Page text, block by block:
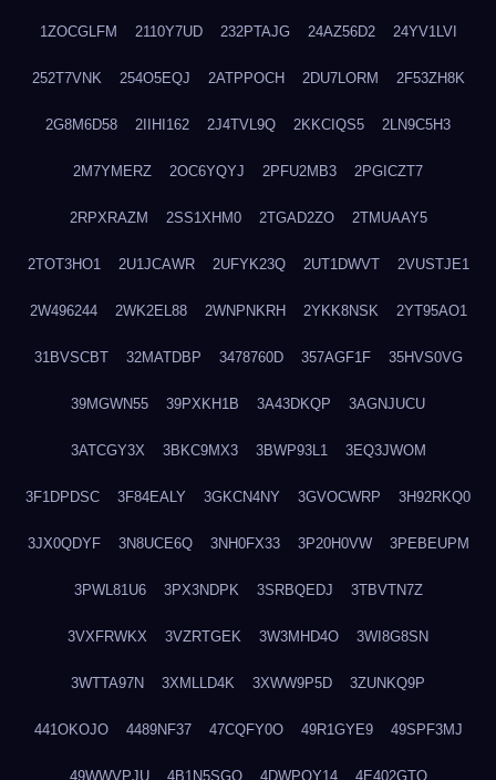
1ZOCGLFM 2110Y7UD 232PTAJG 24AZ56D2 24YV1LVI
252T7VNK 254O5EQJ 2ATPPOCH 2DU7LORM 2F53ZH8K
2G8M6D58 2IIHI162 2J4TVL9Q 2KKCIQS5 2LN9C5H3
2M7YMERZ 2OC6YQYJ 2PFU2MB3 2PGICZT7
2RPXRAZM 2SS1XHM0 2TGAD2ZO 2TMUAAY5
2TOT3HO1 2U1JCAWR 2UFYK23Q 2UT1DWVT 2VUSTJE1
2W496244 2WK2EL88 2WNPNKRH 2YKK8NSK 2YT95AO1
31BVSCBT 32MATDBP 3478760D 357AGF1F 35HVS0VG
39MGWN55 39PXKH1B 3A43DKQP 3AGNJUCU
3ATCGY3X 3BKC9MX3 3BWP93L1 3EQ3JWOM
3F1DPDSC 3F84EALY 3GKCN4NY 3GVOCWRP 3H92RKQ0
3JX0QDYF 3N8UCE6Q 3NH0FX33 3P20H0VW 3PEBEUPM
3PWL81U6 3PX3NDPK 3SRBQEDJ 3TBVTN7Z
3VXFRWKX 3VZRTGEK 3W3MHD4O 3WI8G8SN
3WTTA97N 3XMLLD4K 3XWW9P5D 3ZUNKQ9P
441OKOJO 4489NF37 47CQFY0O 49R1GYE9 49SPF3MJ
49WWVPJU 4B1N5SGO 4DWPQY14 4E402GTO